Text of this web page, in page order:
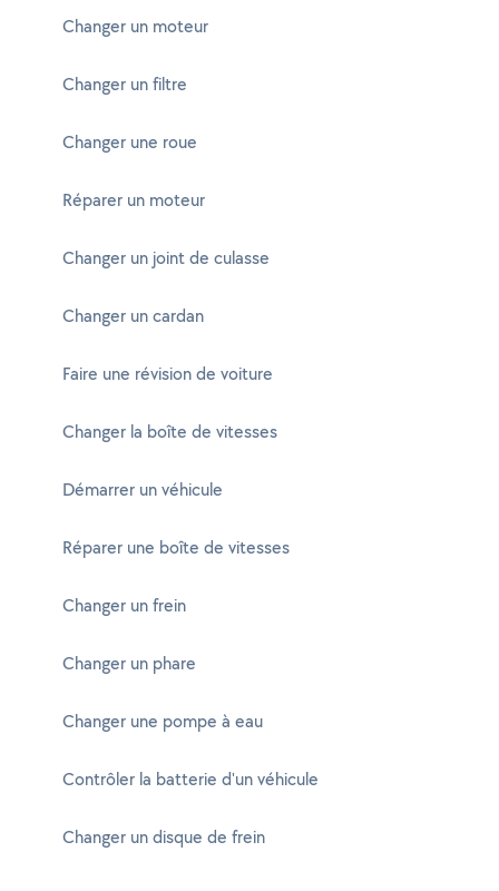
Changer un moteur
Changer un filtre
Changer une roue
Réparer un moteur
Changer un joint de culasse
Changer un cardan
Faire une révision de voiture
Changer la boîte de vitesses
Démarrer un véhicule
Réparer une boîte de vitesses
Changer un frein
Changer un phare
Changer une pompe à eau
Contrôler la batterie d'un véhicule
Changer un disque de frein